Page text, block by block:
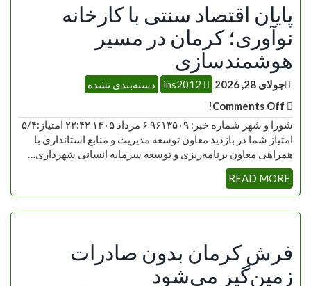
پایان اقتصاد سنتی با کارخانه
نوآوری؛ کرمان در مسیر
هوشمندسازی
جولای 28, 2026
دسته‌بندی نشده
شورا و شهر شماره خبر: ۹۶۱۳۵۰۹ ۶ مرداد ۱۴۰۵ ۲۲:۴۲ امتیاز:۵/۴
امتیاز شما در بازدید معاون توسعه مدیریت و منابع استانداری با
همراهی معاون برنامه‌ریزی و توسعه سرمایه انسانی شهرداری…
READ MORE
فرش کرمان بدون صادرات
زمین‌گیر می‌شود